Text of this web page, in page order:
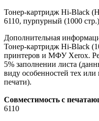
Тонер-картридж Hi-Black
6110, пурпурный (1000 стр.)
Дополнительная
Тонер-картридж Hi-Black
принтеров и МФУ Xerox.
5% заполнении листа
виду особенностей тех
печати).
Совместимость с
6110